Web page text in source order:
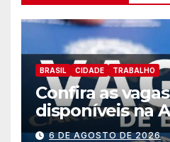
BRASIL CIDADE TRABALHO
Confira as
disponíveis na
Trabalhador
6 DE AGOSTO DE 2026